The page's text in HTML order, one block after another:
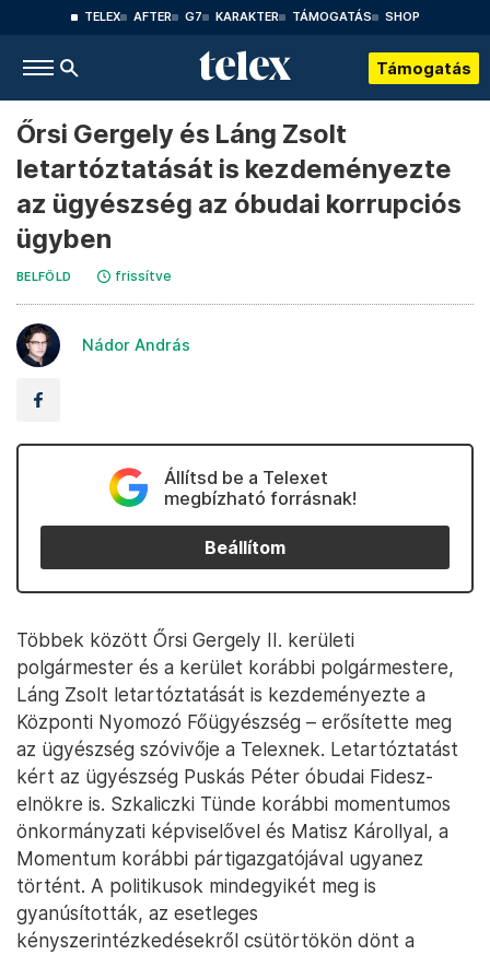
TELEX AFTER G7 KARAKTER TÁMOGATÁS SHOP
Támogatás
Őrsi Gergely és Láng Zsolt
letartóztatását is kezdeményezte
az ügyészség az óbudai korrupciós
ügyben
BELFÖLD frissítve
Nádor András
Állítsd be a Telexet
megbízható forrásnak!
Beállítom
Többek között Őrsi Gergely II. kerületi
polgármester és a kerület korábbi polgármestere,
Láng Zsolt letartóztatását is kezdeményezte a
Központi Nyomozó Főügyészség – erősítette meg
az ügyészség szóvivője a Telexnek. Letartóztatást
kért az ügyészség Puskás Péter óbudai Fidesz-
elnökre is. Szkaliczki Tünde korábbi momentumos
önkormányzati képviselővel és Matisz Károllyal, a
Momentum korábbi pártigazgatójával ugyanez
történt. A politikusok mindegyikét meg is
gyanúsították, az esetleges
kényszerintézkedésekről csütörtökön dönt a